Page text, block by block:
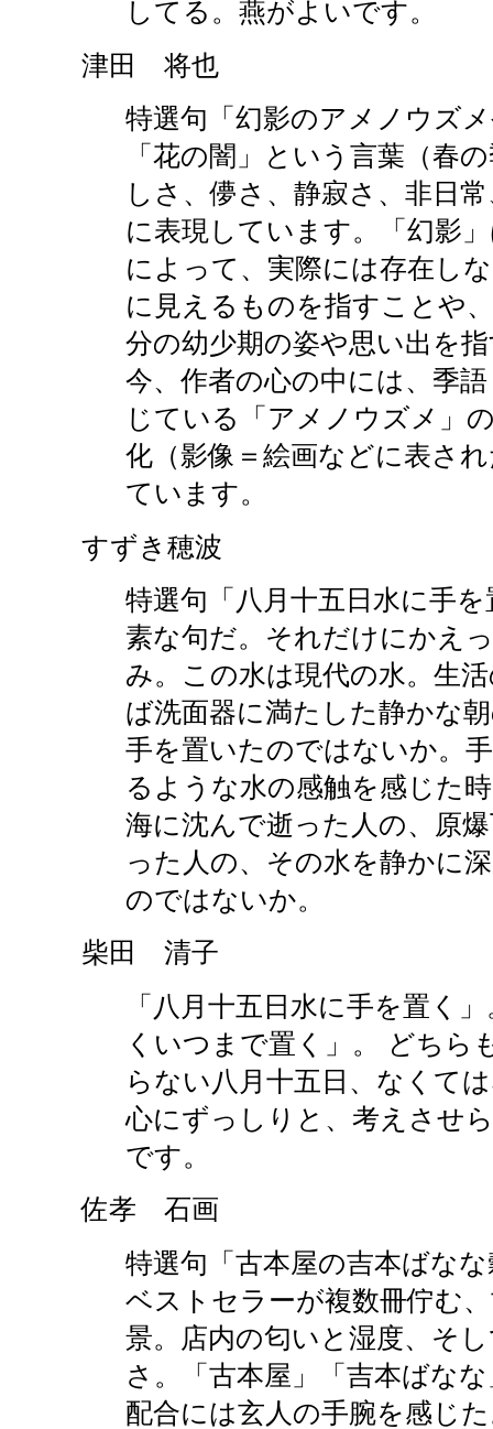
してる。燕がよいです。
津田 将也
特選句「幻影のアメノウズ
「花の闇」という言葉（春
しさ、儚さ、静寂さ、非日
に表現しています。「幻影
によって、実際には存在し
に見えるものを指すことや
分の幼少期の姿や思い出を
今、作者の心の中には、季
じている「アメノウズメ」
化（影像＝絵画などに表さ
ています。
すずき穂波
特選句「八月十五日水に手
素な句だ。それだけにかえ
み。この水は現代の水。生
ば洗面器に満たした静かな
手を置いたのではないか。
るような水の感触を感じた
海に沈んで逝った人の、原
った人の、その水を静かに
のではないか。
柴田 清子
「八月十五日水に手を置く
くいつまで置く」。 どちら
らない八月十五日、なくて
心にずっしりと、考えさせ
です。
佐孝 石画
特選句「古本屋の吉本ばな
ベストセラーが複数冊佇む
景。店内の匂いと湿度、そ
さ。「古本屋」「吉本ばな
配合には玄人の手腕を感じ